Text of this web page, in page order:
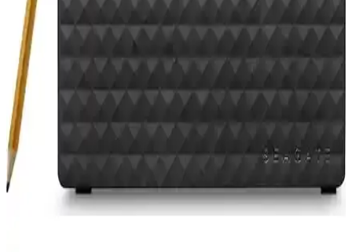
Seagate Expansion 8TB USB 3.0 Taşınabilir Harici
Disk Özellikleri ve Kullanım Avantajları
Seagate Expansion 8TB taşınabilir disk, yüksek kapasitesi ve USB
3.0 desteğiyle büyük dosyaları hızlıca saklamanızı sağlar, kullanımı
kolay ve masaüstü kullanımına uygun şık tasarımıyla öne çıkar.
Alfais 4955 USB 3.0 Erkek Erkek 30 cm Kablo ile
Hızlı ve Güvenilir Veri Aktarımı
Alfais 4955 USB 3.0 Erkek Erkek 30 cm kablo, yüksek hız ve
dayanıklılık sunar, harici disk ve bilgisayarlar arasında güvenilir veri
aktarımı sağlar, masaüstü kullanımını kolaylaştırır.